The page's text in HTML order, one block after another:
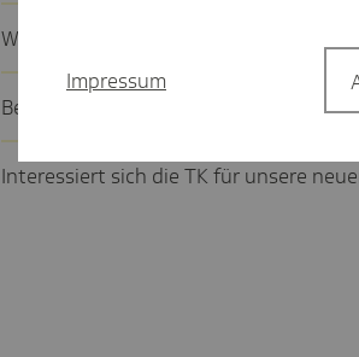
Wann beginnt der Beitritt?
Bekommen wir eine Bestä­ti­gung über
Inter­es­siert sich die TK für unsere
Impressum